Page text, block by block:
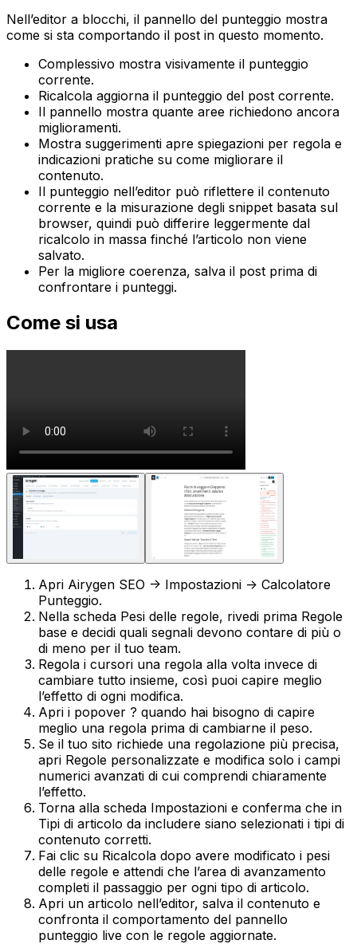
Nell’editor a blocchi, il pannello del punteggio mostra
come si sta comportando il post in questo momento.
Complessivo mostra visivamente il punteggio
corrente.
Ricalcola aggiorna il punteggio del post corrente.
Il pannello mostra quante aree richiedono ancora
miglioramenti.
Mostra suggerimenti apre spiegazioni per regola e
indicazioni pratiche su come migliorare il
contenuto.
Il punteggio nell’editor può riflettere il contenuto
corrente e la misurazione degli snippet basata sul
browser, quindi può differire leggermente dal
ricalcolo in massa finché l’articolo non viene
salvato.
Per la migliore coerenza, salva il post prima di
confrontare i punteggi.
Come si usa
Apri Airygen SEO -> Impostazioni -> Calcolatore
Punteggio.
Nella scheda Pesi delle regole, rivedi prima Regole
base e decidi quali segnali devono contare di più o
di meno per il tuo team.
Regola i cursori una regola alla volta invece di
cambiare tutto insieme, così puoi capire meglio
l’effetto di ogni modifica.
Apri i popover ? quando hai bisogno di capire
meglio una regola prima di cambiarne il peso.
Se il tuo sito richiede una regolazione più precisa,
apri Regole personalizzate e modifica solo i campi
numerici avanzati di cui comprendi chiaramente
l’effetto.
Torna alla scheda Impostazioni e conferma che in
Tipi di articolo da includere siano selezionati i tipi di
contenuto corretti.
Fai clic su Ricalcola dopo avere modificato i pesi
delle regole e attendi che l’area di avanzamento
completi il passaggio per ogni tipo di articolo.
Apri un articolo nell’editor, salva il contenuto e
confronta il comportamento del pannello
punteggio live con le regole aggiornate.